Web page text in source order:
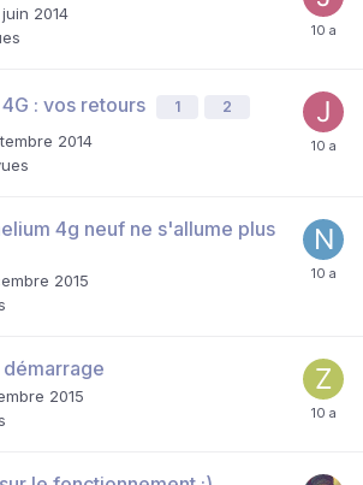
juin 2014
: vos retours 1 2
2014
4g neuf ne s'allume plus
2015
2015